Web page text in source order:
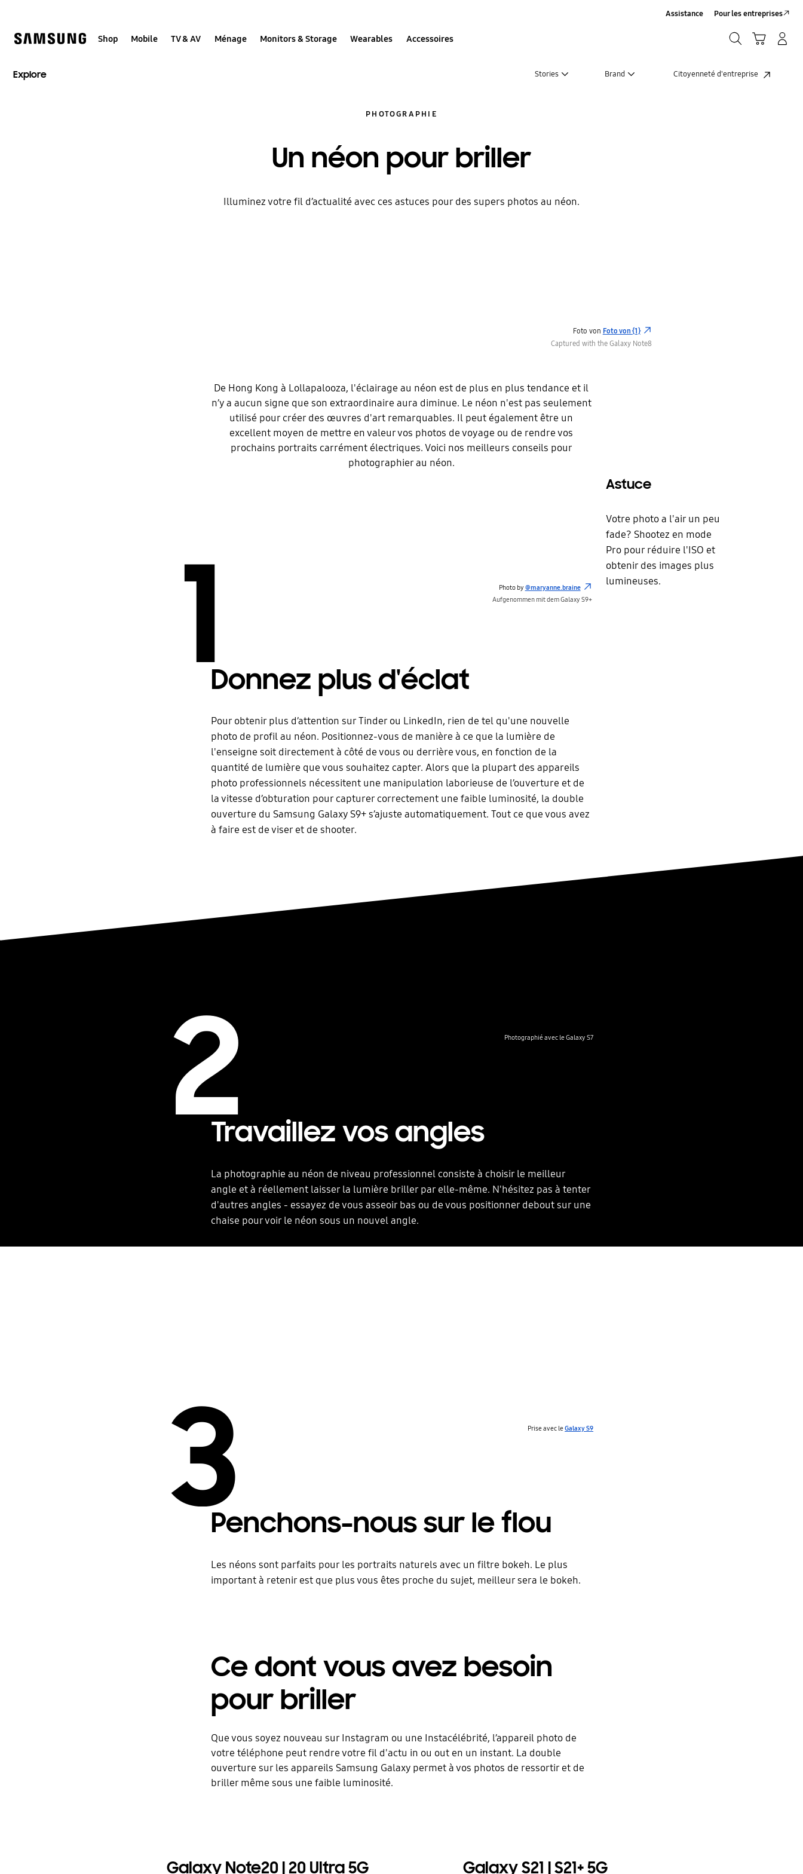
Shop Mobile TV & AV Ménage Monitors & Storage Wearables Accessoires
Assistance Pour les entreprises
Explore Stories Brand Citoyenneté d'entreprise
PHOTOGRAPHIE
Un néon pour briller
Illuminez votre fil d’actualité avec ces astuces pour des supers photos au néon.
Foto von Foto von {1}
Captured with the Galaxy Note8
De Hong Kong à Lollapalooza, l'éclairage au néon est de plus en plus tendance et il
n’y a aucun signe que son extraordinaire aura diminue. Le néon n'est pas seulement
utilisé pour créer des œuvres d'art remarquables. Il peut également être un
excellent moyen de mettre en valeur vos photos de voyage ou de rendre vos
prochains portraits carrément électriques. Voici nos meilleurs conseils pour
photographier au néon.
Astuce
Votre photo a l'air un peu
fade? Shootez en mode
Pro pour réduire l'ISO et
obtenir des images plus
lumineuses.
Photo by @maryanne.braine
Aufgenommen mit dem Galaxy S9+
1Donnez plus d'éclat
Pour obtenir plus d’attention sur Tinder ou LinkedIn, rien de tel qu'une nouvelle
photo de profil au néon. Positionnez-vous de manière à ce que la lumière de
l'enseigne soit directement à côté de vous ou derrière vous, en fonction de la
quantité de lumière que vous souhaitez capter. Alors que la plupart des appareils
photo professionnels nécessitent une manipulation laborieuse de l’ouverture et de
la vitesse d’obturation pour capturer correctement une faible luminosité, la double
ouverture du Samsung Galaxy S9+ s’ajuste automatiquement. Tout ce que vous avez
à faire est de viser et de shooter.
Photographié avec le Galaxy S7
2Travaillez vos angles
La photographie au néon de niveau professionnel consiste à choisir le meilleur
angle et à réellement laisser la lumière briller par elle-même. N'hésitez pas à tenter
d'autres angles - essayez de vous asseoir bas ou de vous positionner debout sur une
chaise pour voir le néon sous un nouvel angle.
Prise avec leGalaxy S9
3Penchons-nous sur le flou
Les néons sont parfaits pour les portraits naturels avec un filtre bokeh. Le plus
important à retenir est que plus vous êtes proche du sujet, meilleur sera le bokeh.
Ce dont vous avez besoin
pour briller
Que vous soyez nouveau sur Instagram ou une Instacélébrité, l’appareil photo de
votre téléphone peut rendre votre fil d'actu in ou out en un instant. La double
ouverture sur les appareils Samsung Galaxy permet à vos photos de ressortir et de
briller même sous une faible luminosité.
Galaxy Note20 | 20 Ultra 5G Galaxy S21 | S21+ 5G